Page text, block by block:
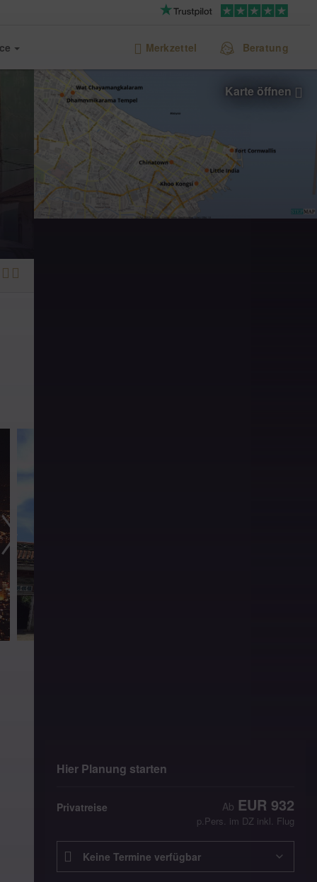
Merkzettel Beratung
Karte öffnen
Hier Planung starten
Privatreise EUR 932
p.Pers. im DZ inkl. Flug
Reisedatum